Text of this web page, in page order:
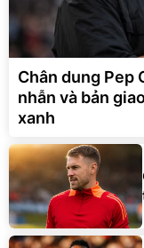
Chân dung Pep
nhẫn và bản
xanh